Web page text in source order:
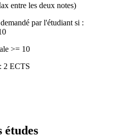
entre les deux notes)
par l'étudiant si :
>= 10
2 ECTS
études